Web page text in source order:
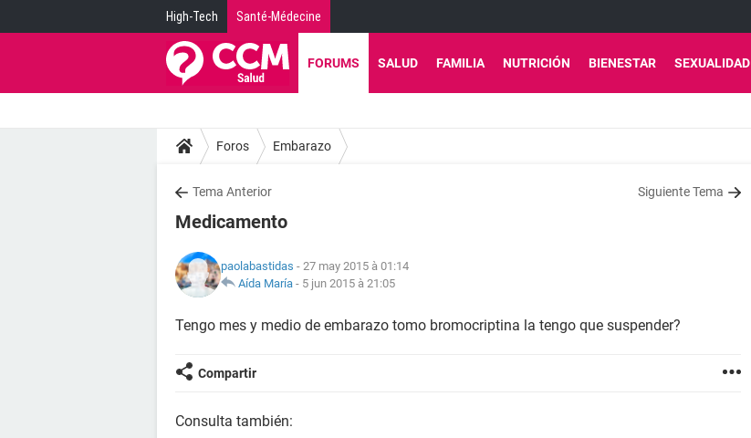
High-Tech Santé-Médecine
FORUMS SALUD FAMILIA NUTRICIÓN BIENESTAR SEXUALIDAD
Foros Embarazo
Tema Anterior Siguiente Tema
Medicamento
paolabastidas - 27 may 2015 à 01:14
Aída María - 5 jun 2015 à 21:05
Tengo mes y medio de embarazo tomo bromocriptina la tengo que suspender?
Compartir
Consulta también: